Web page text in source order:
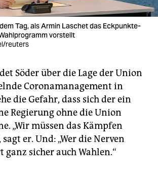
Tag, als Armin Laschet das Eckpunkte-
vorstellt
reuters
Söder über die Lage der Union
Coronamanagement in
die Gefahr, dass sich der ein
Regierung ohne die Union
„Wir müssen das Kämpfen
er. Und: „Wer die Nerven
sicher auch Wahlen.“